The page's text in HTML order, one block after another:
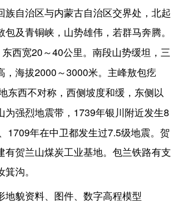
族自治区与内蒙古自治区交界处，北起
包及青铜峡，山势雄伟，若群马奔腾。
东西宽20 ～40公里。南段山势缓坦，三
，海拔2000 ～3000米。主峰敖包疙
东西不对称，西侧坡度和缓，东侧以
为强烈地震带， 1739年银川附近发生8
1709年在中卫都发生过7.5级地震。贺
有贺兰山煤炭工业基地。包兰铁路有支
沟。
地貌资料、图件、数字高程模型